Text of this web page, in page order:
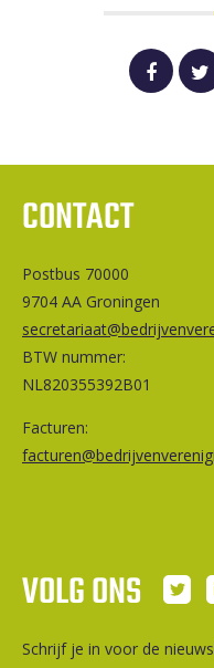
CONTACT
Postbus 70000
9704 AA Groningen
BTW nummer:
NL820355392B01
Facturen:
VOLG ONS
Schrijf je in voor de